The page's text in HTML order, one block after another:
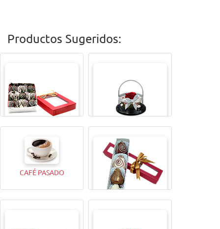
Productos Sugeridos:
CAJITA MAGICAX9 TODA UNA VIDA ROSA
CAFÉ PASADO